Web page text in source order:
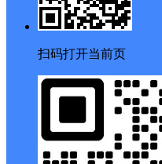
扫码打开当前页